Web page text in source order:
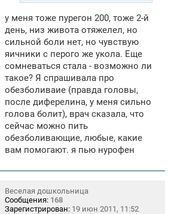
у меня тоже пурегон 200, тоже 2-й
день, низ живота отяжелел, но
сильной боли нет, но чувствую
яичники с перого же укола. Еще
сомневаться стала - возможно ли
такое? Я спрашивала про
обезболиваие (правда головы,
после диферелина, у меня сильно
голова болит), врач сказала, что
сейчас можно пить
обезболивающие, любые, какие
вам помогают. я пью нурофен
Веселая дошкольница
Сообщения: 168
Зарегистрирован: 19 июн 2011, 11:52